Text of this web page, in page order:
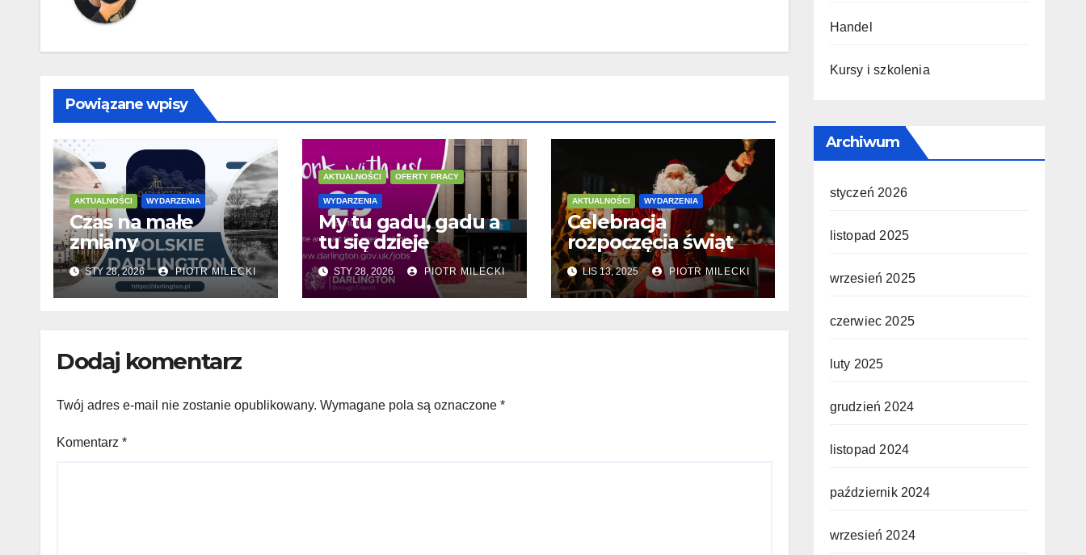
Powiązane wpisy
AKTUALNOŚCI WYDARZENIA
Czas na małe
zmiany
STY 28, 2026 PIOTR MILECKI
AKTUALNOŚCI OFERTY PRACY
WYDARZENIA
My tu gadu, gadu a
tu się dzieje
STY 28, 2026 PIOTR MILECKI
AKTUALNOŚCI WYDARZENIA
Celebracja
rozpoczęcia świąt
LIS 13, 2025 PIOTR MILECKI
Dodaj komentarz
Twój adres e-mail nie zostanie opublikowany. Wymagane pola są oznaczone *
Komentarz *
Handel
Kursy i szkolenia
Archiwum
styczeń 2026
listopad 2025
wrzesień 2025
czerwiec 2025
luty 2025
grudzień 2024
listopad 2024
październik 2024
wrzesień 2024